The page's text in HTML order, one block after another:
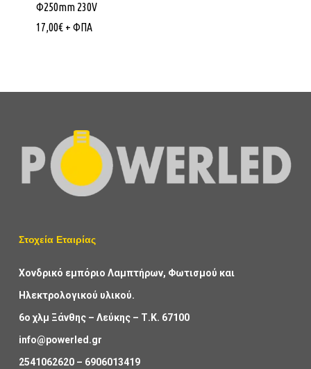
Φ250mm 230V
17,00€ + ΦΠΑ
Στοχεία Εταιρίας
Χονδρικό εμπόριο Λαμπτήρων, Φωτισμού και
Ηλεκτρολογικού υλικού.
6ο χλμ Ξάνθης – Λεύκης – Τ.Κ. 67100
info@powerled.gr
2541062620– 6906013419